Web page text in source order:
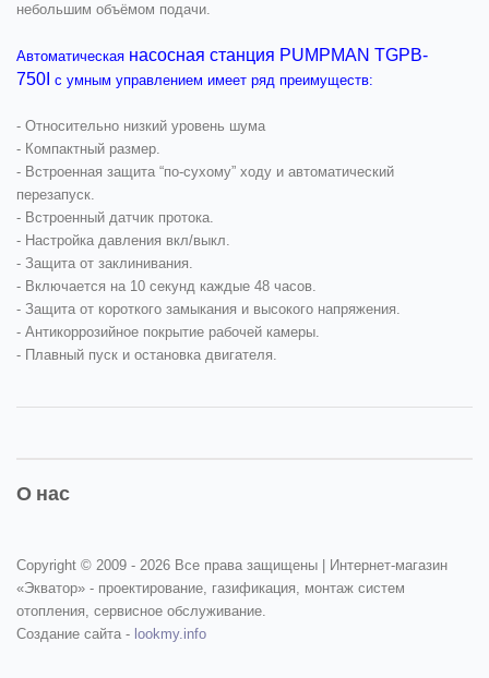
небольшим объёмом подачи.
Автоматическая насосная станция PUMPMAN TGPB-
750I с умным управлением имеет ряд преимуществ:
- Относительно низкий уровень шума
- Компактный размер.
- Встроенная защита “по-сухому” ходу и автоматический
перезапуск.
- Встроенный датчик протока.
- Настройка давления вкл/выкл.
- Защита от заклинивания.
- Включается на 10 секунд каждые 48 часов.
- Защита от короткого замыкания и высокого напряжения.
- Антикоррозийное покрытие рабочей камеры.
- Плавный пуск и остановка двигателя.
О нас
Copyright © 2009 - 2026 Все права защищены | Интернет-магазин
«Экватор» - проектирование, газификация, монтаж систем
отопления, сервисное обслуживание.
Создание сайта - lookmy.info